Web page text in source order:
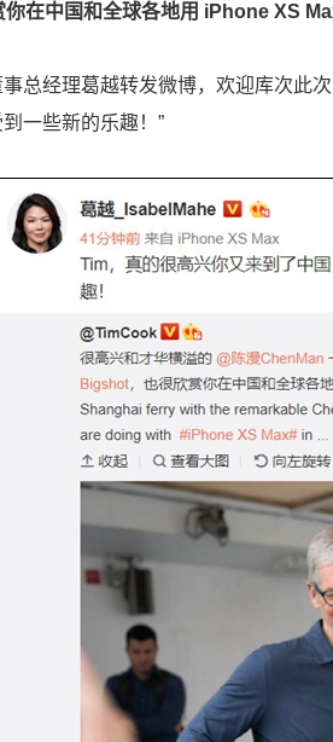
在中国和全球各地用 iPhone XS
总经理葛越转发微博，欢迎库次此
一些新的乐趣！”